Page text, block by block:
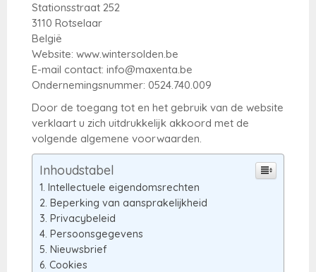
Info
Stationsstraat 252
3110 Rotselaar
België
Website: www.wintersolden.be
E-mail contact: info@maxenta.be
Ondernemingsnummer: 0524.740.009
Door de toegang tot en het gebruik van de website
verklaart u zich uitdrukkelijk akkoord met de
volgende algemene voorwaarden.
Inhoudstabel
Intellectuele eigendomsrechten
Beperking van aansprakelijkheid
Privacybeleid
Persoonsgegevens
Nieuwsbrief
Cookies